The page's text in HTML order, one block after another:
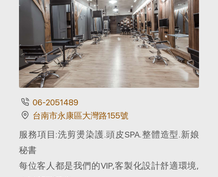
06-2051489
台南市永康區大灣路155號
服務項目:洗剪燙染護.頭皮SPA.整體造型.新娘
秘書
每位客人都是我們的VIP,客製化設計舒適環境,